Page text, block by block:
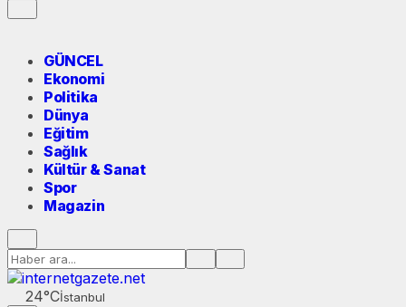
GÜNCEL
Ekonomi
Politika
Dünya
Eğitim
Sağlık
Kültür & Sanat
Spor
Magazin
24°Cİstanbul